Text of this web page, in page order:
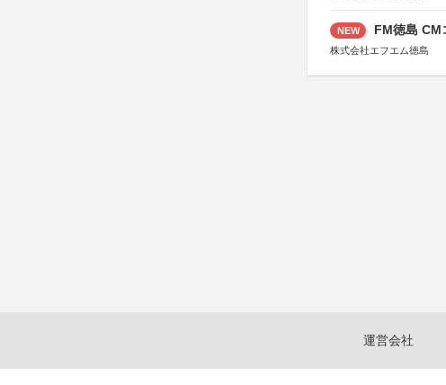
NEW FM徳島 CM
株式会社エフエム徳島
運営会社